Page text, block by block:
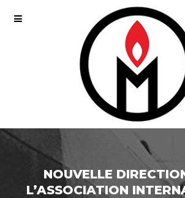
NOUVELLE
L’ASSOCIATION